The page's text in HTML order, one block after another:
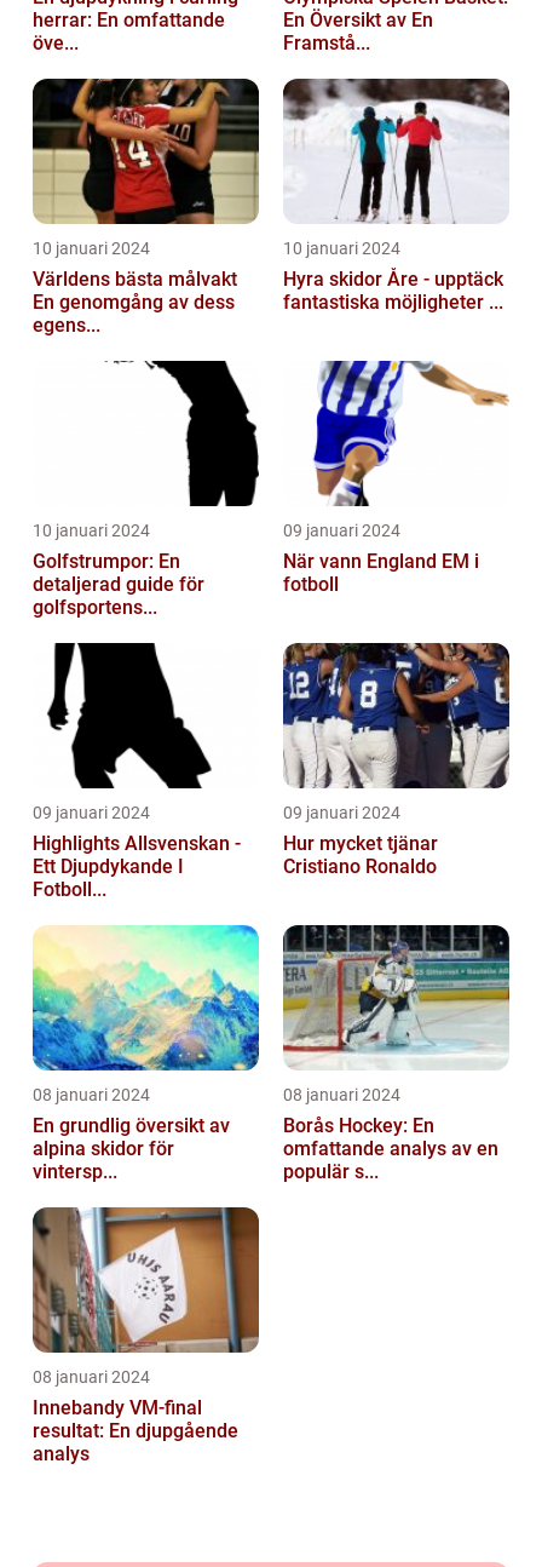
herrar: En omfattande
öve...
En Översikt av En
Framstå...
10 januari 2024
Världens bästa målvakt
En genomgång av dess
egens...
10 januari 2024
Hyra skidor Åre - upptäck
fantastiska möjligheter ...
10 januari 2024
Golfstrumpor: En
detaljerad guide för
golfsportens...
09 januari 2024
När vann England EM i
fotboll
09 januari 2024
Highlights Allsvenskan -
Ett Djupdykande I
Fotboll...
09 januari 2024
Hur mycket tjänar
Cristiano Ronaldo
08 januari 2024
En grundlig översikt av
alpina skidor för
vintersp...
08 januari 2024
Borås Hockey: En
omfattande analys av en
populär s...
08 januari 2024
Innebandy VM-final
resultat: En djupgående
analys